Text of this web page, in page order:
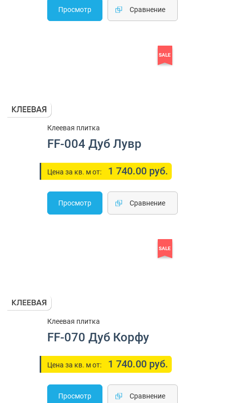
Просмотр Cравнение
SALE
Клеевая плитка
FF-004 Дуб Лувр
Цена за кв. м от: 1 740.00 руб.
Просмотр Cравнение
SALE
Клеевая плитка
FF-070 Дуб Корфу
Цена за кв. м от: 1 740.00 руб.
Просмотр Cравнение